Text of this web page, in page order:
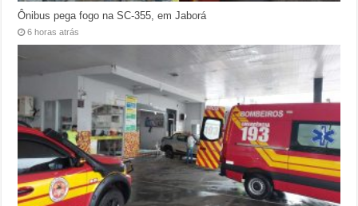
Ônibus pega fogo na SC-355, em Jaborá
6 horas atrás